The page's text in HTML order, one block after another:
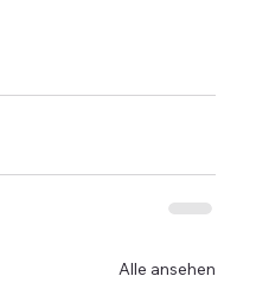
Alle ansehen